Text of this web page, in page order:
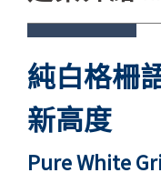
純白格柵
新高度
Pure White